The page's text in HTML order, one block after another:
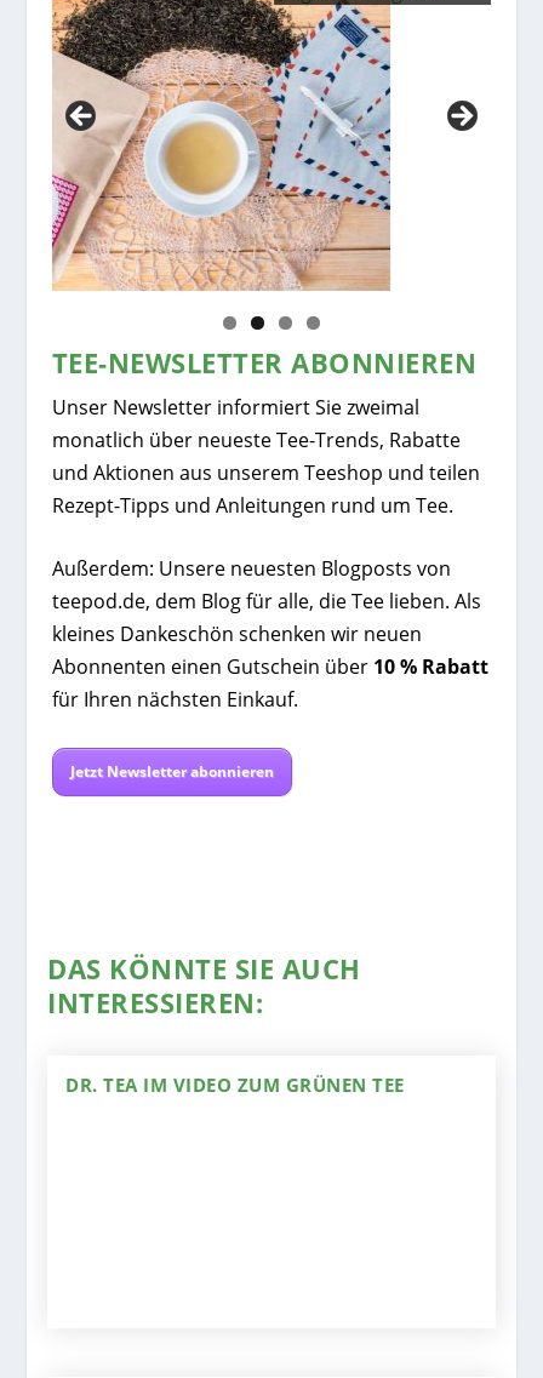
TEE-NEWSLETTER ABONNIEREN
Unser Newsletter informiert Sie zweimal
monatlich über neueste Tee-Trends, Rabatte
und Aktionen aus unserem Teeshop und teilen
Rezept-Tipps und Anleitungen rund um Tee.
Außerdem: Unsere neuesten Blogposts von
teepod.de, dem Blog für alle, die Tee lieben. Als
kleines Dankeschön schenken wir neuen
Abonnenten einen Gutschein über 10 % Rabatt
für Ihren nächsten Einkauf.
Jetzt Newsletter abonnieren
DAS KÖNNTE SIE AUCH
INTERESSIEREN:
DR. TEA IM VIDEO ZUM GRÜNEN TEE